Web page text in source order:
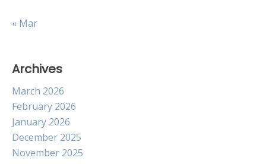
« Mar
Archives
March 2026
February 2026
January 2026
December 2025
November 2025